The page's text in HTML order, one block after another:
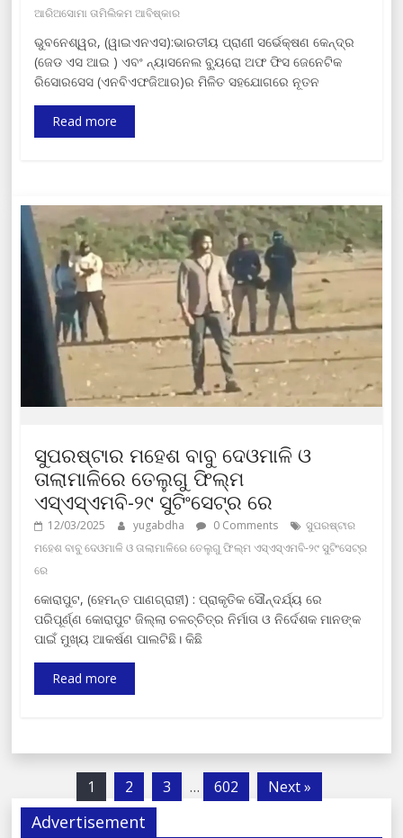
ଆରିଅସୋମା ତାମିଲିକମ ଆବିଷ୍କାର
ଭୁବନେଶ୍ୱର, (ୱାଇଏନଏସ):ଭାରତୀୟ ପ୍ରାଣୀ ସର୍ଭେକ୍ଷଣ କେନ୍ଦ୍ର
(ଜେଡ ଏସ ଆଇ ) ଏବଂ ନ୍ୟାସନେଲ ବ୍ୟୁରୋ ଅଫ ଫିସ ଜେନେଟିକ
ରିସୋରସେସ (ଏନବିଏଫଜିଆର)ର ମିଳିତ ସହଯୋଗରେ ନୂତନ
Read more
ସୁପରଷ୍ଟାର ମହେଶ ବାବୁ ଦେଓମାଳି ଓ
ତାଲାମାଳିରେ ତେଲୁଗୁ ଫିଲ୍ମ
ଏସ୍ଏସ୍ଏମବି-୨୯ ସୁଟିଂସେଟ୍ର ରେ
12/03/2025 yugabdha 0 Comments
ସୁପରଷ୍ଟାର
ମହେଶ ବାବୁ ଦେଓମାଳି ଓ ତାଲାମାଳିରେ ତେଲୁଗୁ ଫିଲ୍ମ ଏସ୍ଏସ୍ଏମବି-୨୯ ସୁଟିଂସେଟ୍ର
ରେ
କୋରାପୁଟ, (ହେମନ୍ତ ପାଣଗ୍ରାହୀ) : ପ୍ରାକୃତିକ ସୌନ୍ଦର୍ଯ୍ୟ ରେ
ପରିପୂର୍ଣ୍ଣ କୋରାପୁଟ ଜିଲ୍ଲା ଚଳଚ୍ଚିତ୍ର ନିର୍ମାତା ଓ ନିର୍ଦେଶକ ମାନଙ୍କ
ପାଇଁ ମୁଖ୍ୟ ଆକର୍ଷଣ ପାଲଟିଛି। କିଛି
Read more
1 2 3 … 602 Next »
Advertisement